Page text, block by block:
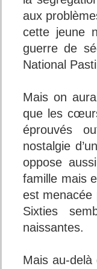
aux
cette jeune
guerre de
National
Mais on
que les
éprouvés
nostalgie
oppose
famille mais
est menacée
Sixties
naissantes.
Mais au-